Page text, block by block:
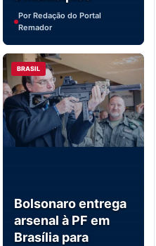
Por Redação do Portal
Remador
BRASIL
Bolsonaro entrega
arsenal à PF em
Brasília para